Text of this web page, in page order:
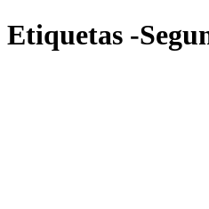
Etiquetas -